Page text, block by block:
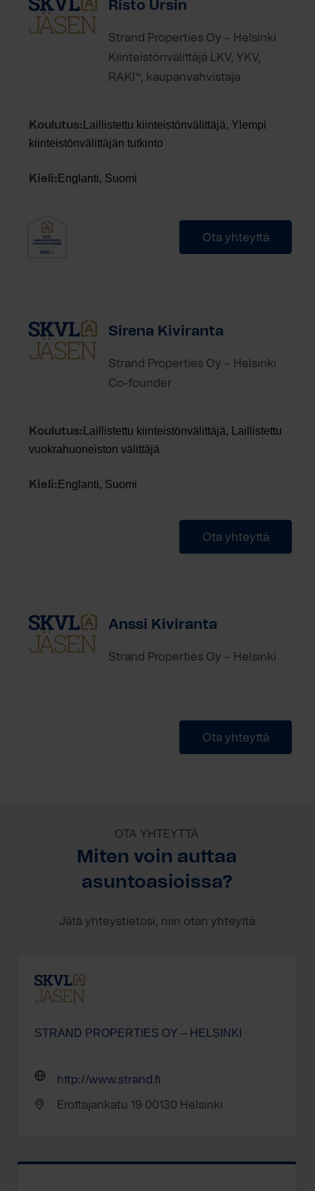
Risto Ursin
Strand Properties Oy – Helsinki
Kiinteistönvälittäjä LKV, YKV,
RAKI™, kaupanvahvistaja
Koulutus: Laillistettu kiinteistönvälittäjä, Ylempi
kiinteistönvälittäjän tutkinto
Kieli: Englanti, Suomi
Ota yhteyttä
Sirena Kiviranta
Strand Properties Oy – Helsinki
Co-founder
Koulutus: Laillistettu kiinteistönvälittäjä, Laillistettu
vuokrahuoneiston välittäjä
Kieli: Englanti, Suomi
Ota yhteyttä
Anssi Kiviranta
Strand Properties Oy – Helsinki
Ota yhteyttä
OTA YHTEYTTÄ
Miten voin auttaa
asuntoasioissa?
Jätä yhteystietosi, niin otan yhteyttä
STRAND PROPERTIES OY – HELSINKI
http://www.strand.fi
Erottajankatu 19 00130 Helsinki